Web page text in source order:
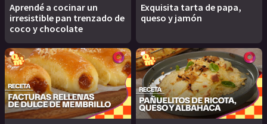
Aprendé a cocinar un
irresistible pan trenzado de
coco y chocolate
Exquisita tarta de papa,
queso y jamón